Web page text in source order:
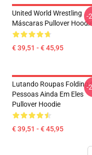
United World Wrestling
Máscaras Pullover Hoodie
€ 39,51 - € 45,95
-
Lutando Roupas Folding
Pessoas Ainda Em Eles
Pullover Hoodie
€ 39,51 - € 45,95
-